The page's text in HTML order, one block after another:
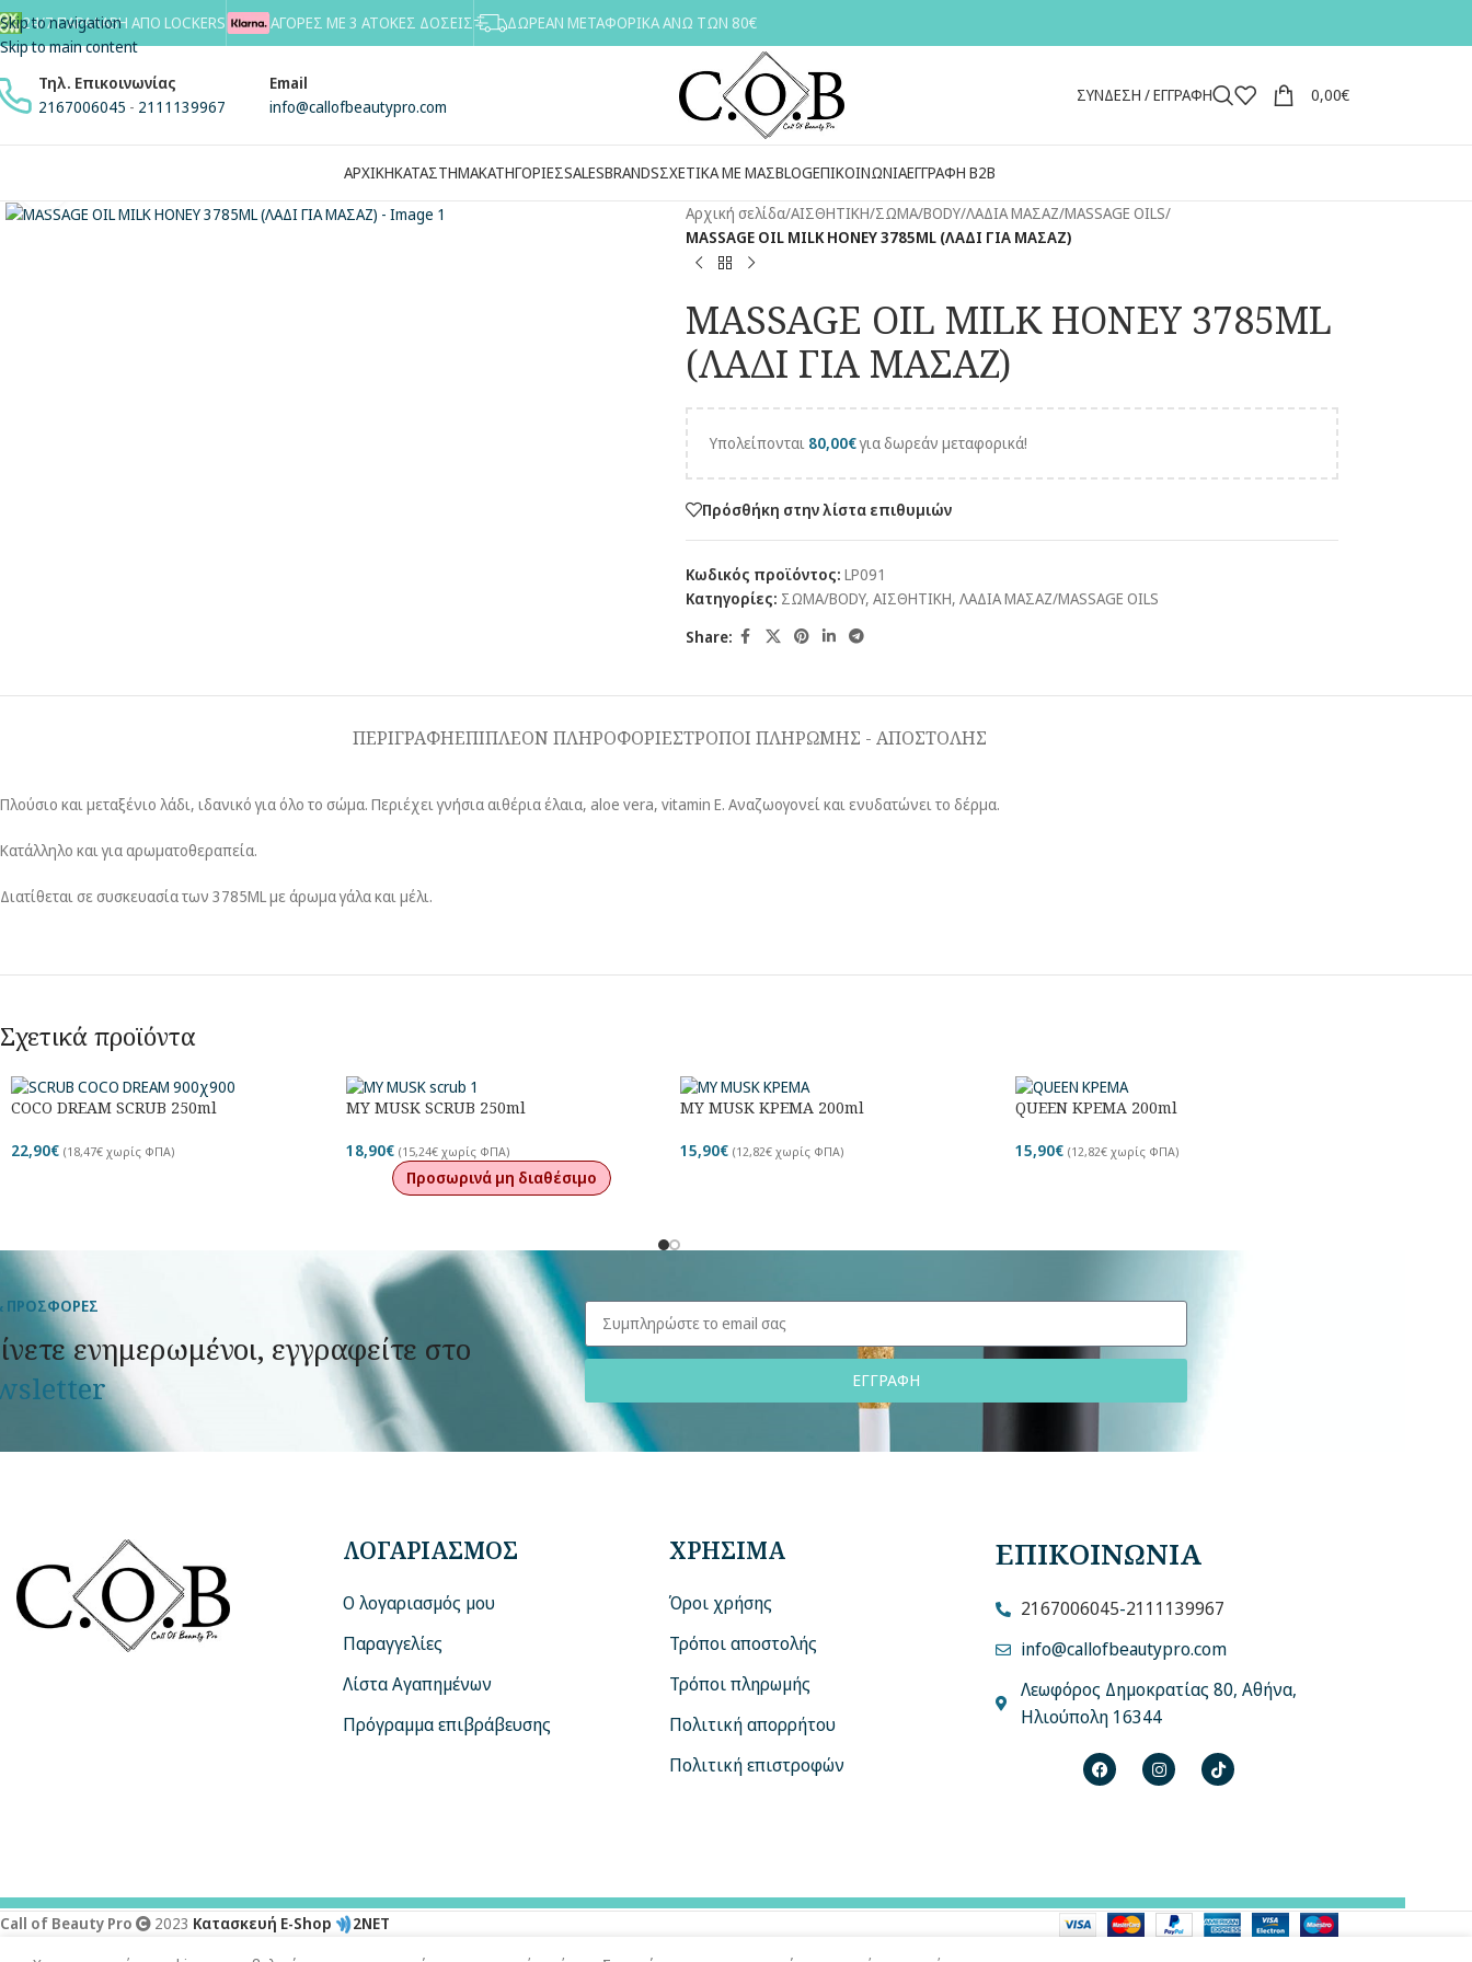
Skip to navigation
Skip to main content
24/7 ΠΑΡΑΛΑΒΗ ΑΠΟ LOCKERS ΑΓΟΡΕΣ ΜΕ 3 ΑΤΟΚΕΣ ΔΟΣΕΙΣ ΔΩΡΕΑΝ ΜΕΤΑΦΟΡΙΚΑ ΑΝΩ ΤΩΝ 80€
Τηλ. Επικοινωνίας
2167006045 - 2111139967
Email
info@callofbeautypro.com
ΣΥΝΔΕΣΗ / ΕΓΓΡΑΦΗ 0,00€
ΑΡΧΙΚΗΚΑΤΑΣΤΗΜΑΚΑΤΗΓΟΡΙΕΣSALESBRANDSΣΧΕΤΙΚΑ ΜΕ ΜΑΣBLOGΕΠΙΚΟΙΝΩΝΙΑΕΓΓΡΑΦΗ Β2Β
Αρχική σελίδα/ΑΙΣΘΗΤΙΚΗ/ΣΩΜΑ/BODY/ΛΑΔΙΑ ΜΑΣΑΖ/MASSAGE OILS/
MASSAGE OIL MILK HONEY 3785ML (ΛΑΔΙ ΓΙΑ MΑΣΑΖ)
MASSAGE OIL MILK HONEY 3785ML
(ΛΑΔΙ ΓΙΑ MΑΣΑΖ)
Υπολείπονται 80,00€για δωρεάν μεταφορικά!
Πρόσθήκη στην λίστα επιθυμιών
Κωδικός προϊόντος: LP091
Κατηγορίες: ΣΩΜΑ/BODY, ΑΙΣΘΗΤΙΚΗ, ΛΑΔΙΑ ΜΑΣΑΖ/MASSAGE OILS
Share:
ΠΕΡΙΓΡΑΦΗΕΠΙΠΛΕΟΝ ΠΛΗΡΟΦΟΡΙΕΣΤΡΟΠΟΙ ΠΛΗΡΩΜΗΣ - ΑΠΟΣΤΟΛΗΣ
Πλούσιο και μεταξένιο λάδι, ιδανικό για όλο το σώμα. Περιέχει γνήσια αιθέρια έλαια, aloe vera, vitamin E. Αναζωογονεί και ενυδατώνει το δέρμα.
Κατάλληλο και για αρωματοθεραπεία.
Διατίθεται σε συσκευασία των 3785ML με άρωμα γάλα και μέλι.
Σχετικά προϊόντα
COCO DREAM SCRUB 250ml
22,90€ (18,47€ χωρίς ΦΠΑ)
MY MUSK SCRUB 250ml
18,90€ (15,24€χωρίς ΦΠΑ)
Προσωρινά μη διαθέσιμο
MY MUSK ΚΡΕΜΑ 200ml
15,90€ (12,82€ χωρίς ΦΠΑ)
QUEEN ΚΡΕΜΑ 200ml
15,90€ (12,82€χωρίς ΦΠΑ)
ΠΡΟΣΦΟΡΕΣ
ενημερωμένοι, εγγραφείτε στο
ΕΓΓΡΑΦΗ
ΛΟΓΑΡΙΑΣΜΟΣ
Ο λογαριασμός μου
Παραγγελίες
Λίστα Αγαπημένων
Πρόγραμμα επιβράβευσης
ΧΡΗΣΙΜΑ
Όροι χρήσης
Τρόποι αποστολής
Τρόποι πληρωμής
Πολιτική απορρήτου
Πολιτική επιστροφών
ΕΠΙΚΟΙΝΩΝΙΑ
2167006045-2111139967
info@callofbeautypro.com
Λεωφόρος Δημοκρατίας 80, Αθήνα,
Ηλιούπολη 16344
Call of Beauty Pro 2023 Κατασκευή E-Shop 2NET